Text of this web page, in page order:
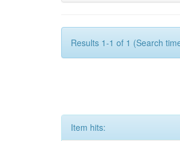
Results 1-1 of 1 (Search
Item hits: